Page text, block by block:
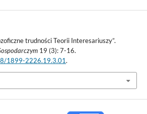
trudności Teorii Interesariuszy”.
19 (3): 7-16.
1899-2226.19.3.01.